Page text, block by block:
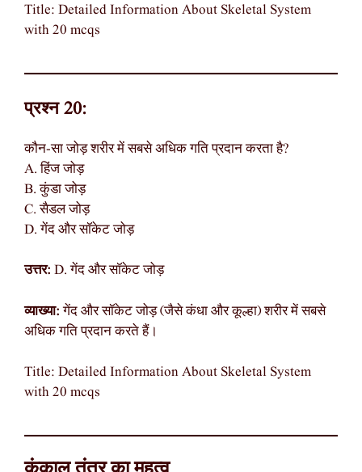
Title: Detailed Information About Skeletal System
with 20 mcqs
प्रश्न 20:
कौन-सा जोड़ शरीर में सबसे अधिक गति प्रदान करता है?
A. हिंज जोड़
B. कुंडा जोड़
C. सैडल जोड़
D. गेंद और सॉकेट जोड़
उत्तर: D. गेंद और सॉकेट जोड़
व्याख्या:गेंद और सॉकेट जोड़ (जैसे कंधा और कूल्हा) शरीर में सबसे
अधिक गति प्रदान करते हैं।
Title: Detailed Information About Skeletal System
with 20 mcqs